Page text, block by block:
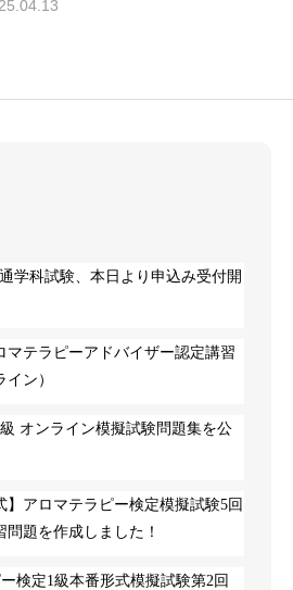
学科試験、本日より申込み受付開
マテラピーアドバイザー認定講習
ン）
オンライン模擬試験問題集を公
】アロマテラピー検定模擬試験5回
題を作成しました！
検定1級本番形式模擬試験第2回